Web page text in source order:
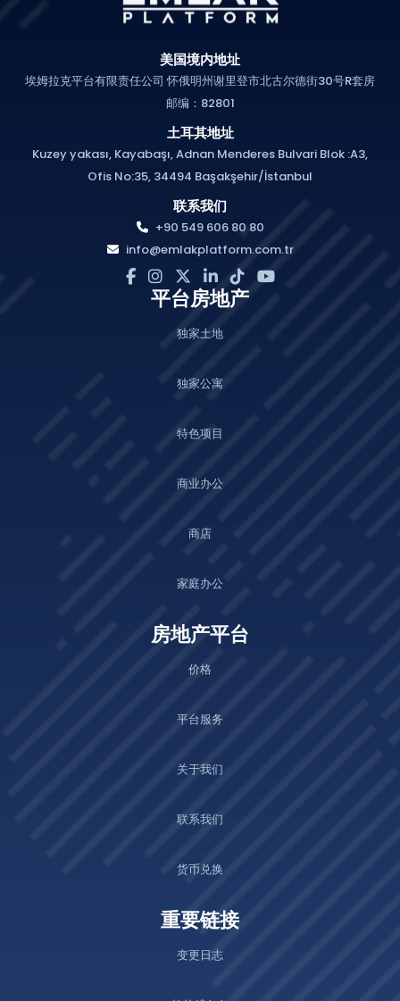
美国境内地址
埃姆拉克平台有限责任公司 怀俄明州谢里登市北古尔德街30号R套房
邮编：82801
土耳其地址
Kuzey yakası, Kayabaşı, Adnan Menderes Bulvari Blok :A3,
Ofis No:35, 34494 Başakşehir/İstanbul
联系我们
+90 549 606 80 80
info@emlakplatform.com.tr
平台房地产
独家土地
独家公寓
特色项目
商业办公
商店
家庭办公
房地产平台
价格
平台服务
关于我们
联系我们
货币兑换
重要链接
变更日志